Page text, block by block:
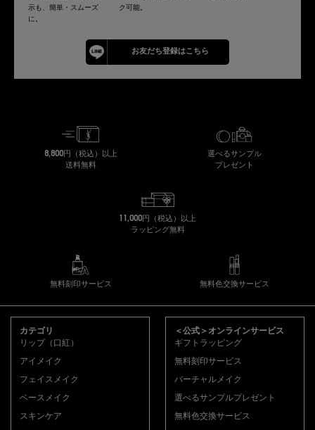
示も、簡単・スムーズ
に。
ク可能。
お友だち登録はこちら
8,800円（税込）以上
送料無料
選べるサンプル
プレゼント
11,000円（税込）以上
ラッピング無料
無料刻印サービス 無料色交換サービス
カテゴリ
リップ（口紅）
アイメイク
フェイスメイク
ベースメイク
スキンケア
＜公式＞オンラインサービス
ギフトラッピング
無料刻印サービス
バーチャルメイク
選べるサンプルプレゼント
無料色交換サービス